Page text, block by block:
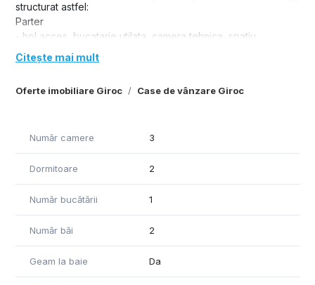
Oferte imobiliare Giroc Case de vânzare Giroc
structurat astfel:
Parter
- hol acces, bucatarie utilata, camera tehnica, spatiu
depozitare, living spatios cu iesire pe terasa;
Etaj
pentru depozitare.
un spatiu pentru depozitat tip casuta.
Acces auto in curte.
Disponibilitate imediat.
Citește mai mult
Număr camere 3
Dormitoare 2
Număr bucătării 1
Număr băi 2
Geam la baie Da